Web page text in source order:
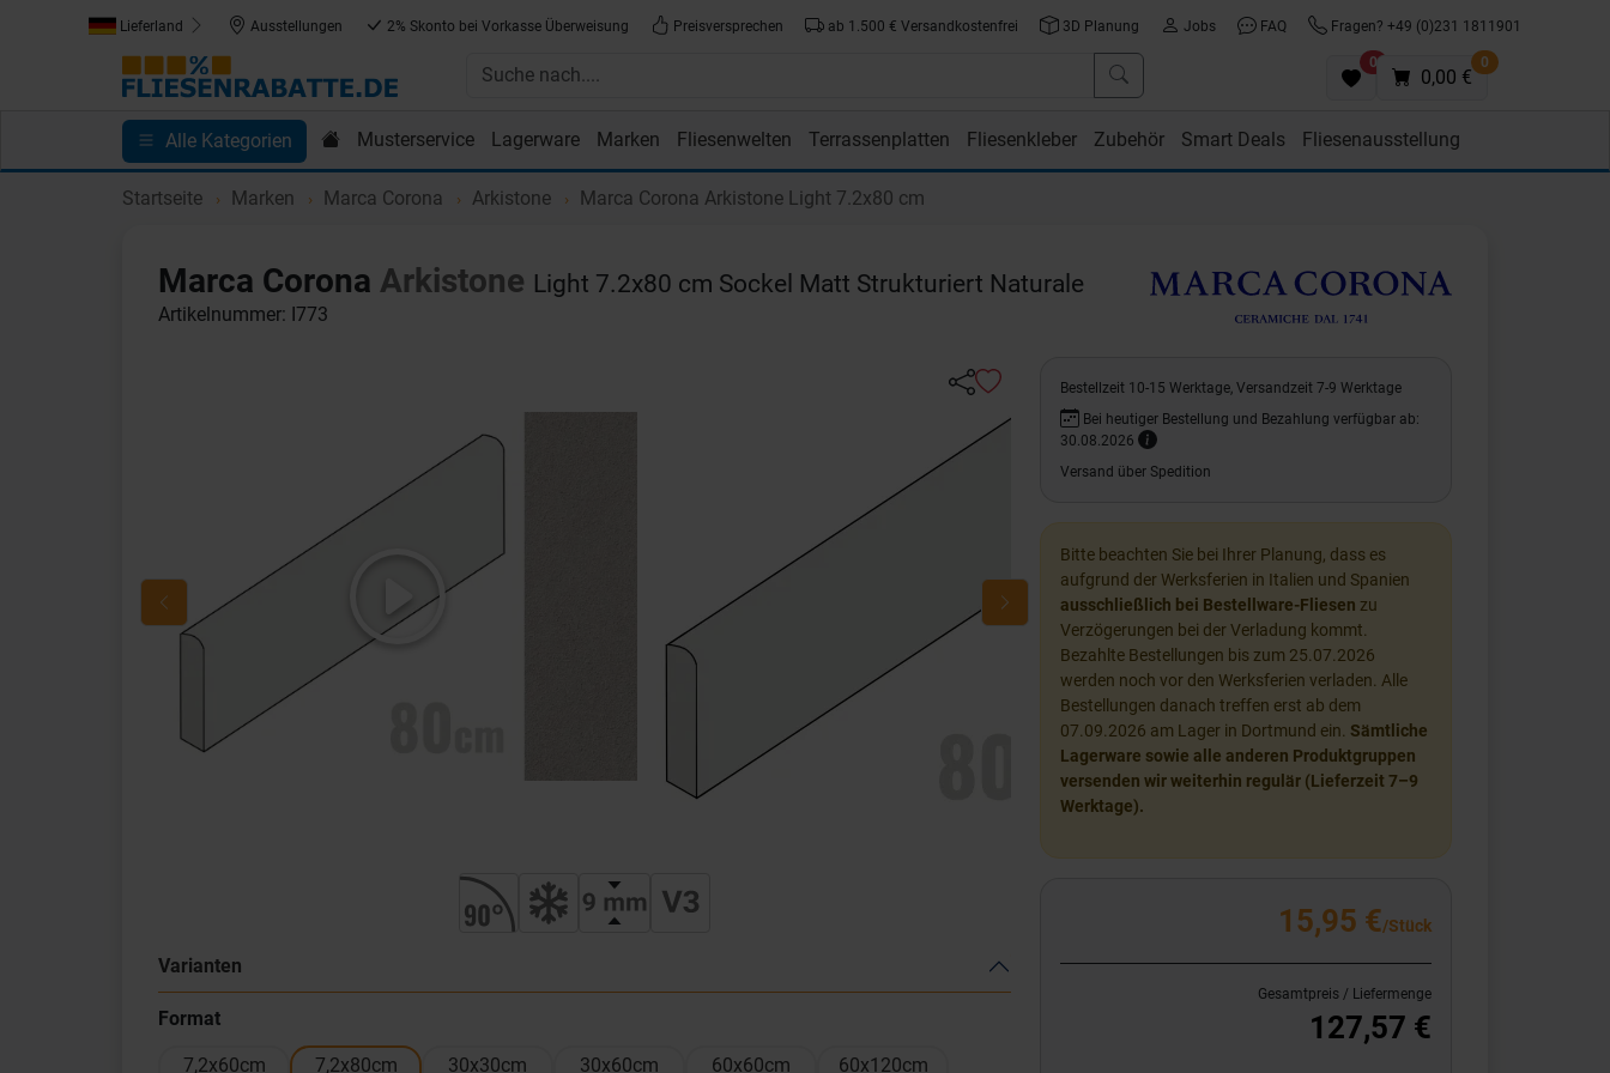
Lieferland Ausstellungen 2% Skonto bei Vorkasse Überweisung Preisversprechen ab 1.500 € Versandkostenfrei 3D Planung Jobs FAQ Fragen? +49 (0)231 1811901
0 0
0,00 €
Alle Kategorien Musterservice Lagerware Marken Fliesenwelten Terrassenplatten Fliesenkleber Zubehör Smart Deals Fliesenausstellung
Kundenprojekte Blog Einkaufen bei Fliesenrabatte.de
Startseite Marken Marca Corona Arkistone Marca Corona Arkistone Light 7.2x80 cm
Marca Corona Arkistone Light 7.2x80 cm Sockel Matt Strukturiert Naturale
Artikelnummer: I773
Varianten
Format
7,2x60cm 7,2x80cm 30x30cm 30x60cm 60x60cm 60x120cm
Bestellzeit 10-15 Werktage, Versandzeit 7-9 Werktage
Bei heutiger Bestellung und Bezahlung verfügbar ab:
30.08.2026
Versand über Spedition
Bitte beachten Sie bei Ihrer Planung, dass es
aufgrund der Werksferien in Italien und Spanien
ausschließlich bei Bestellware-Fliesen zu
Verzögerungen bei der Verladung kommt.
Bezahlte Bestellungen bis zum 25.07.2026
werden noch vor den Werksferien verladen. Alle
Bestellungen danach treffen erst ab dem
07.09.2026 am Lager in Dortmund ein. Sämtliche
Lagerware sowie alle anderen Produktgruppen
versenden wir weiterhin regulär (Lieferzeit 7–9
Werktage).
15,95 €/Stück
Gesamtpreis / Liefermenge
127,57 €